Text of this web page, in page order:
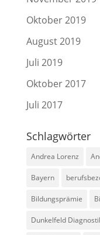
Oktober 2019
August 2019
Juli 2019
Oktober 2017
Juli 2017
Schlagwörter
Andrea Lorenz
Bayern
Bildungsprämie
Dunkelfeld